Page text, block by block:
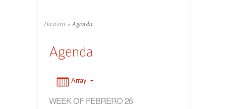
Hasiera » Agenda
Agenda
Array
WEEK OF FEBRERO 26
4:00
5:00